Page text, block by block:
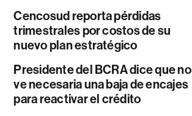
Cencosud reporta pérdidas
trimestrales por costos de su
nuevo plan estratégico
Presidente del BCRA dice que no
ve necesaria una baja de encajes
para reactivar el crédito